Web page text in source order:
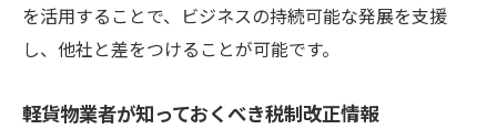
ローチ
ビジネス成長をサポートする税務プランニ
短期間で利益向上を目指す節税の秘訣
を活用することで、ビジネスの持続可能な発展を支援
し、他社と差をつけることが可能です。
軽貨物業者が知っておくべき税制改正情報